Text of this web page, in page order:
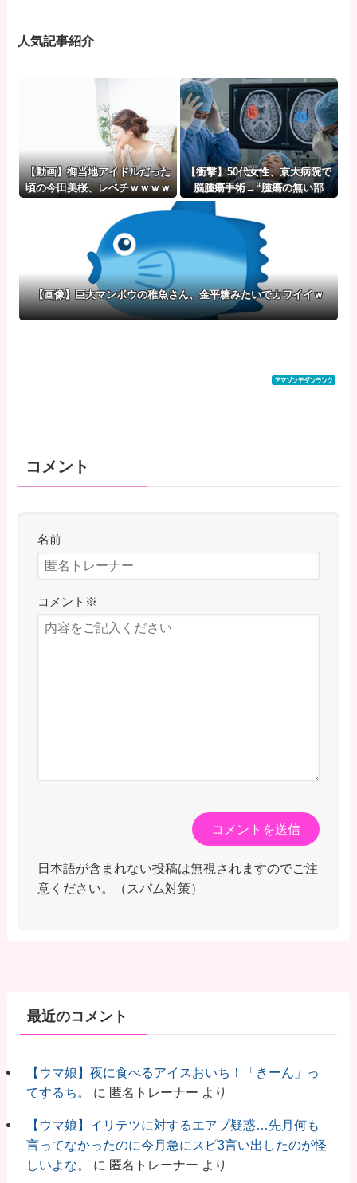
人気記事紹介
【動画】御当地アイドルだった
頃の今田美桜、レベチｗｗｗｗ
【衝撃】50代女性、京大病院で
脳腫瘍手術→“腫瘍の無い部
位”を摘出 2度「腫瘍ではな
い」と出るも続行、脳幹損傷
で“植物状態”に
【画像】巨大マンボウの稚魚さん、金平糖みたいでカワイイｗ
コメント
名前
コメント ※
日本語が含まれない投稿は無視されますのでご注
意ください。（スパム対策）
最近のコメント
【ウマ娘】夜に食べるアイスおいち！「きーん」っ
てするち。
に 匿名トレーナー より
【ウマ娘】イリテツに対するエアプ疑惑…先月何も
言ってなかったのに今月急にスピ3言い出したのが怪
しいよな。
に 匿名トレーナー より